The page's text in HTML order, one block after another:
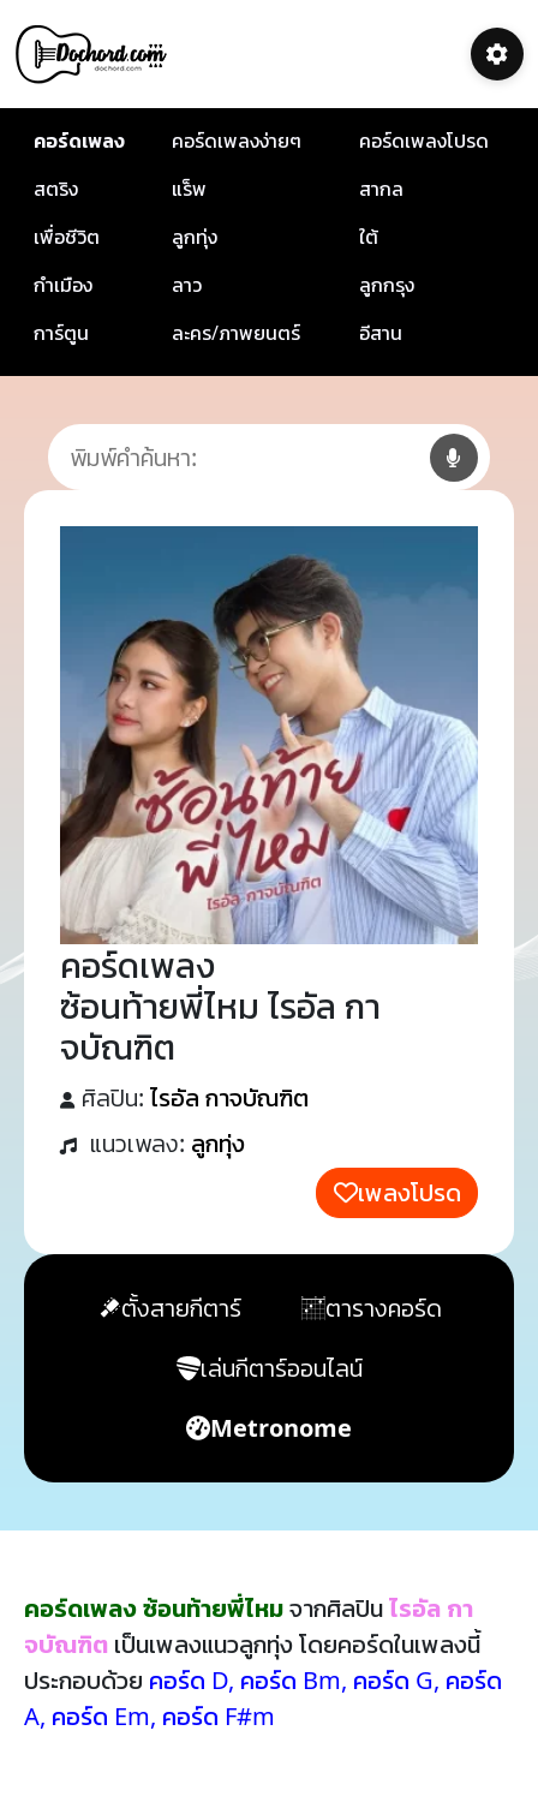
คอร์ดเพลง คอร์ดเพลงง่ายๆ
คอร์ดเพลงโปรด
สตริง
แร็พ
สากล
เพื่อชีวิต
ลูกทุ่ง
ใต้
กำเมือง
ลาว
ลูกกรุง
การ์ตูน
ละคร/ภาพยนตร์ อีสาน
คอร์ดเพลง
ซ้อนท้ายพี่ไหม ไรอัล กา
จบัณฑิต
ศิลปิน: ไรอัล กาจบัณฑิต
แนวเพลง: ลูกทุ่ง
เพลงโปรด
ตั้งสายกีตาร์
ตารางคอร์ด
เล่นกีตาร์ออนไลน์
Metronome
คอร์ดเพลง ซ้อนท้ายพี่ไหมจากศิลปินไรอัล กา
จบัณฑิต เป็นเพลงแนวลูกทุ่ง โดยคอร์ดในเพลงนี้
ประกอบด้วย คอร์ด D, คอร์ด Bm, คอร์ด G, คอร์ด
A, คอร์ด Em, คอร์ด F#m